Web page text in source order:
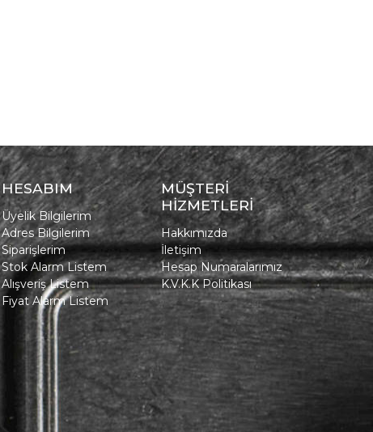
HESABIM
Üyelik Bilgilerim
Adres Bilgilerim
Siparişlerim
Stok Alarm Listem
Alışveriş Listem
Fiyat Alarm Listem
MÜŞTERİ
HİZMETLERİ
Hakkımızda
İletişim
Hesap Numaralarımız
K.V.K.K Politikası